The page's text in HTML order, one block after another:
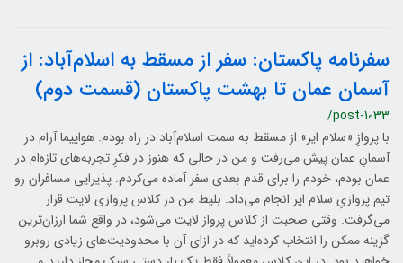
سفرنامه پاکستان: سفر از مسقط به اسلام‌آباد: از
آسمان عمان تا بهشت پاکستان (قسمت دوم)
/post-1033
با پروازِ «سلام ایر» از مسقط به سمت اسلام‌آباد در راه بودم. هواپیما آرام در
آسمانِ عمان پیش می‌رفت و من در حالی که هنوز در فکرِ تجربه‌های تازه‌ام در
عمان بودم، خودم را برای قدم بعدی سفر آماده می‌کردم. پذیرایی مسافران رو
تیم پروازیِ سلام ایر انجام می‌داد. بلیط من در کلاس پروازی لایت قرار
می‌گرفت. وقتی صحبت از کلاس پرواز لایت می‌شود، در واقع شما ارزان‌ترین
گزینه ممکن را انتخاب کرده‌اید که در ازای آن با محدودیت‌های زیادی روبرو